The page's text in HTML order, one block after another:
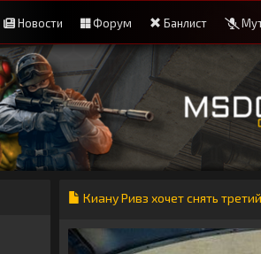
Новости Форум Банлист
Киану Ривз хочет снять